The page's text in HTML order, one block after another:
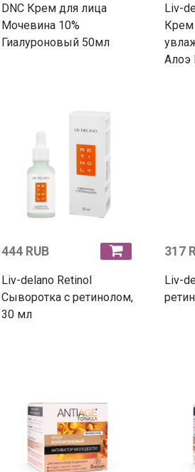
DNC Крем для лица
Мочевина 10%
Гиалуроновый 50мл
Liv-
Крем
Алоэ
444 RUB
Liv-delano Retinol
Сыворотка с ретинолом,
30 мл
317
Liv-